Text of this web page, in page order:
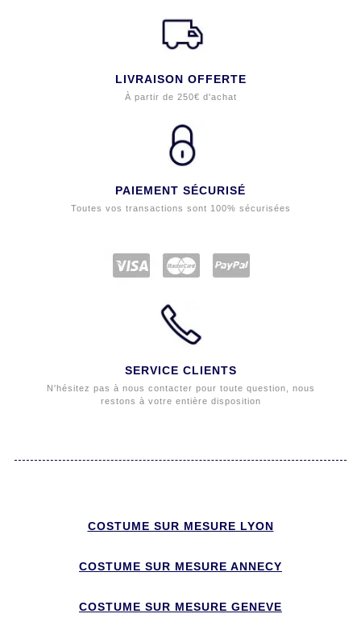
LIVRAISON OFFERTE
À partir de 250€ d'achat
PAIEMENT SÉCURISÉ
Toutes vos transactions sont 100% sécurisées
SERVICE CLIENTS
N'hésitez pas à nous contacter pour toute question, nous
restons à votre entière disposition
COSTUME SUR MESURE LYON
COSTUME SUR MESURE ANNECY
COSTUME SUR MESURE GENEVE